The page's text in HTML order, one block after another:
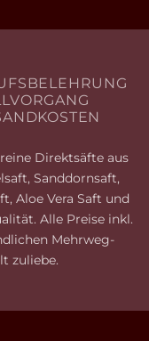
Direktsäfte aus
Sanddornsaft,
Aloe Vera Saft und
Alle Preise inkl.
Mehrweg-
zuliebe.